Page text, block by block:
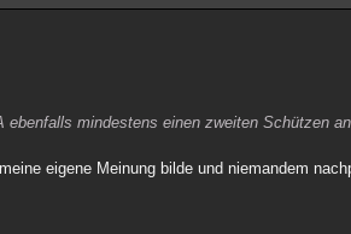
mindestens einen zweiten Schützen
eigene Meinung bilde und niemandem